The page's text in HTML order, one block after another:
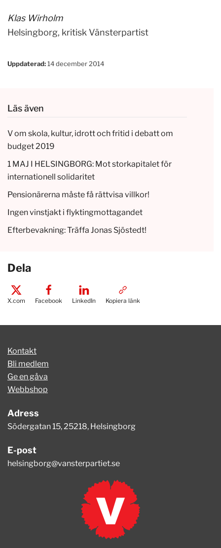
Klas Wirholm
Helsingborg, kritisk Vänsterpartist
Uppdaterad:14 december 2014
Läs även
V om skola, kultur, idrott och fritid i debatt om
budget 2019
1 MAJ I HELSINGBORG: Mot storkapitalet för
internationell solidaritet
Pensionärerna måste få rättvisa villkor!
Ingen vinstjakt i flyktingmottagandet
Efterbevakning: Träffa Jonas Sjöstedt!
Dela
X.com Facebook LinkedIn Kopiera länk
Kontakt
Bli medlem
Ge en gåva
Webbshop
Adress
Södergatan 15, 25218, Helsingborg
E-post
helsingborg@vansterpartiet.se